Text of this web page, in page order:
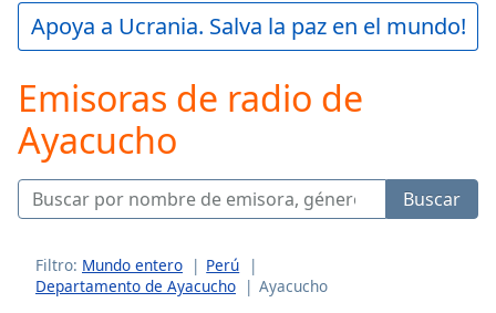
Play
Video
Skip
Backward
Skip
Forward
Current
Time0:00
Duration -:-
Loaded:
Apoya a Ucrania. Salva la paz en el mundo!
Emisoras de radio de
Ayacucho
Buscar
Filtro: Mundo entero
Perú
Departamento de Ayacucho
Ayacucho